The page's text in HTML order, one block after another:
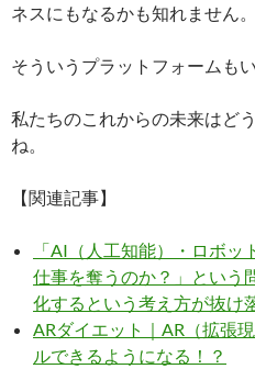
ネスにもなるかも知れません。
そういうプラットフォームも
私たちのこれからの未来はど
ね。
【関連記事】
「AI（人工知能）・ロボ
仕事を奪うのか？」という
化するという考え方が抜け
ARダイエット｜AR（拡張
ルできるようになる！？